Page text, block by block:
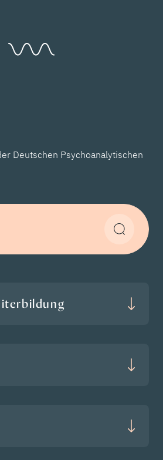
Deutschen Psychoanalytischen